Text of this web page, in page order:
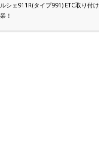
シェ911R(タイプ991) ETC取り付け
！